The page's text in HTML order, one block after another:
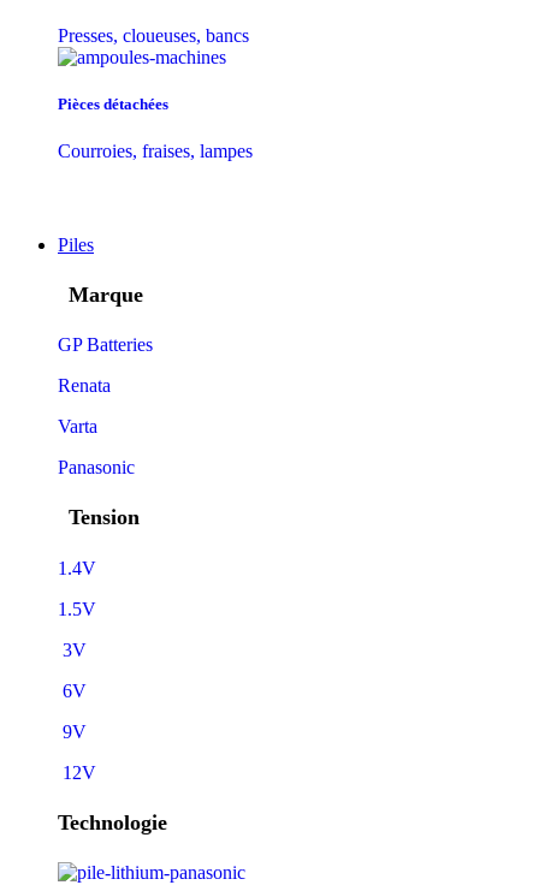
Presses, cloueuses, bancs
Pièces détachées
Courroies, fraises, lampes
Piles
Marque
GP Batteries
Renata
Varta
Panasonic
Tension
1.4V
1.5V
3V
6V
9V
12V
Technologie